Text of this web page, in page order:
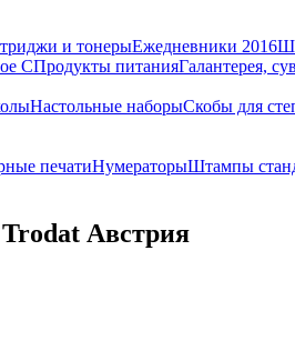
и тонерыЕжедневники 2016
СПродукты питанияГалантерея,
Настольные наборыСкобы для
печатиНумераторыШтампы
Австрия